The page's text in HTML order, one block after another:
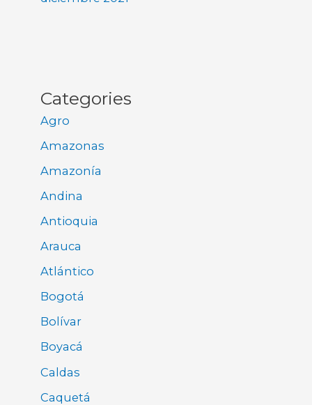
Categories
Agro
Amazonas
Amazonía
Andina
Antioquia
Arauca
Atlántico
Bogotá
Bolívar
Boyacá
Caldas
Caquetá